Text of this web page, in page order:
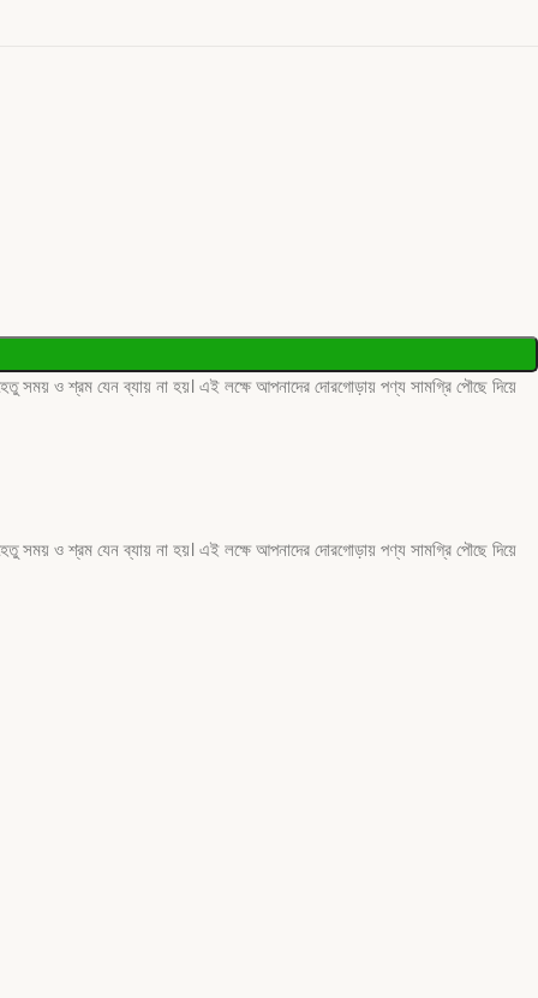
ও শ্রম যেন ব্যায় না হয়। এই লক্ষে আপনাদের দোরগোড়ায় পণ্য সামগ্রি পৌছে দিয়ে
ও শ্রম যেন ব্যায় না হয়। এই লক্ষে আপনাদের দোরগোড়ায় পণ্য সামগ্রি পৌছে দিয়ে